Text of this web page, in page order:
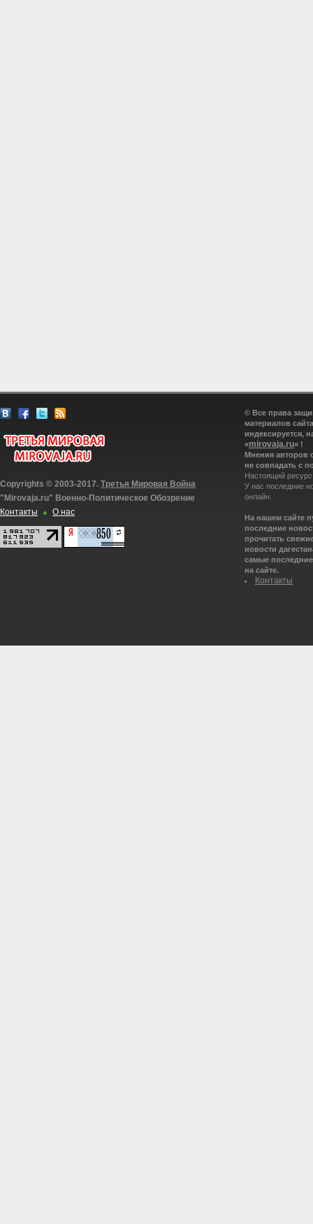
Copyrights © 2003-2017. Третья Мировая Война
"Mirovaja.ru" Военно-Политическое Обозрение
Контакты
О нас
© Все права
материалов
индексируется,
«mirovaja.ru» !
Мнения авторов
не совпадать с
Настоящий
У нас последние
онлайн.
На нашем сайте
последние
прочитать
новости
самые
на сайте.
Контакты